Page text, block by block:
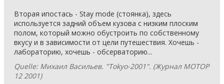
Вторая ипостась - Stay mode (стоянка), здесь
используется задний объем кузова с низким плоским
полом, который можно обустроить по собственному
вкусу и в зависимости от цели путешествия. Хочешь -
лабораторию, хочешь - обсерваторию...
Quelle: Михаил Васильев. "Tokyo-2001". (Журнал МОТОР
12 2001)